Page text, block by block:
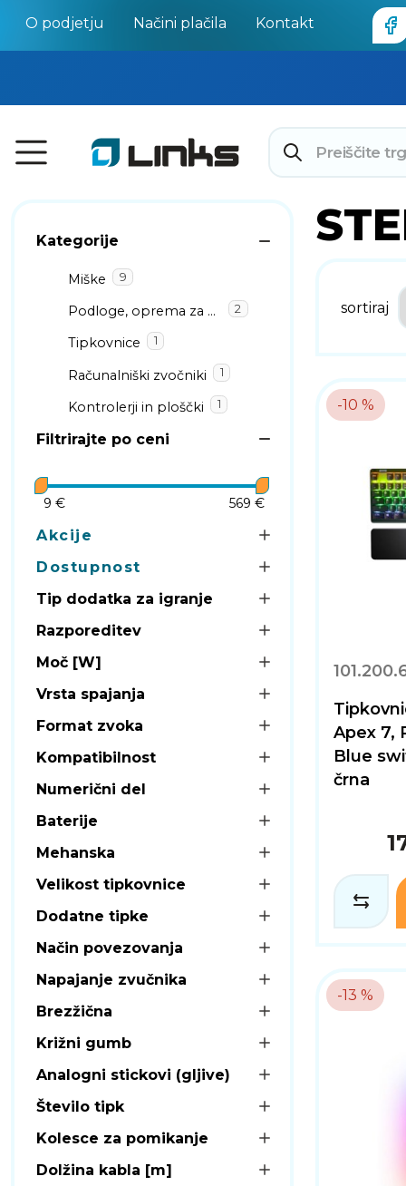
O podjetju Načini plačila Kontakt
Kategorije
Miške 9
Podloge, oprema za miške 2
Tipkovnice 1
Računalniški zvočniki 1
Kontrolerji in ploščki 1
Filtrirajte po ceni
9 € 569 €
Akcije
Dostupnost
Tip dodatka za igranje
Razporeditev
Moč [W]
Vrsta spajanja
Format zvoka
Kompatibilnost
Numerični del
Baterije
Mehanska
Velikost tipkovnice
Dodatne tipke
Način povezovanja
Napajanje zvučnika
Brezžična
Križni gumb
Analogni stickovi (gljive)
Število tipk
Kolesce za pomikanje
Dolžina kabla [m]
sortiraj
-10 %
Apex 7,
Blue
črna
-13 %